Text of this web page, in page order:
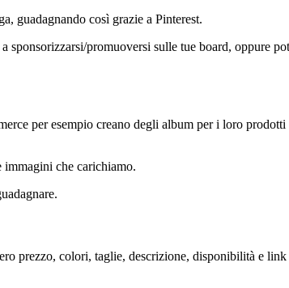
guadagnando così grazie a Pinterest.
promuoversi sulle tue board, oppure
per esempio creano degli album per i loro
immagini che carichiamo.
prezzo, colori, taglie, descrizione, disponibilità e